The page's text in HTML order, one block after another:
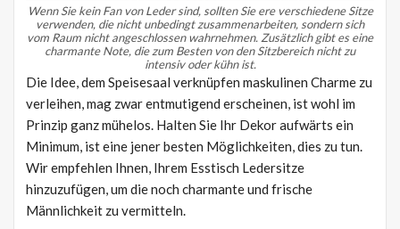
Wenn Sie kein Fan von Leder sind, sollten Sie ere verschiedene Sitze
verwenden, die nicht unbedingt zusammenarbeiten, sondern sich
vom Raum nicht angeschlossen wahrnehmen.Zusätzlich gibt es eine
charmante Note, die zum Besten von den Sitzbereich nicht zu
intensiv oder kühn ist.
Die Idee, dem Speisesaal verknüpfen maskulinen Charme zu
verleihen, mag zwar entmutigend erscheinen, ist wohl im
Prinzip ganz mühelos. Halten Sie Ihr Dekor aufwärts ein
Minimum, ist eine jener besten Möglichkeiten, dies zu tun.
Wir empfehlen Ihnen, Ihrem Esstisch Ledersitze
hinzuzufügen, um die noch charmante und frische
Männlichkeit zu vermitteln.